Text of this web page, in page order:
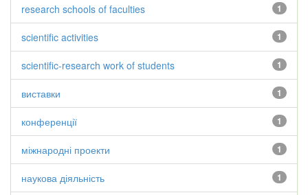
1
research schools of faculties
1
scientific activities
1
scientific-research work of students
1
виставки
1
конференції
1
міжнародні проекти
1
наукова діяльність